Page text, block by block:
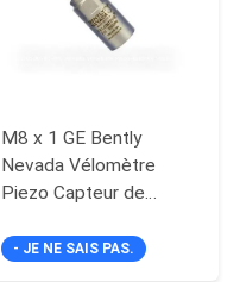
M8 x 1 GE Bently
Nevada Vélomètre
Piezo Capteur de
- JE NE SAIS PAS.